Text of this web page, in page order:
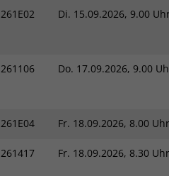
261E02 Di. 15.09.2026, 9.00
261106 Do. 17.09.2026, 9.00
261E04 Fr. 18.09.2026, 8.00 Uhr
261417 Fr. 18.09.2026, 8.30 Uhr
Microsoft Clarity setzt dieses
Seitenaufrufe eines